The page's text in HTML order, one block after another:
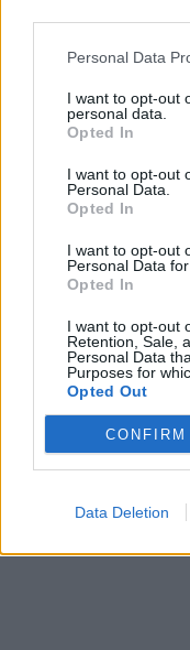
Personal Data
I want to opt-out
personal data.
Opted In
I want to opt-out
Personal Data.
Opted In
I want to opt-out
Personal Data
Opted In
I want to opt-out
Retention, Sale,
Personal Data
Purposes for
Opted Out
CONFIRM
Data Deletion
να είχε
Μαρκς ,
αποτελούσε για
επισημαίνοντας
“ανεπαρκής”
αστυνομία και
κινδύνου.